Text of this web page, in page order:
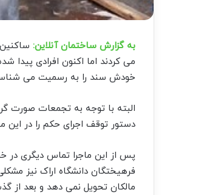
به گزارش ساختمان آنلاین:
می کردند اما اکنون افرادی پیدا
خودش سند را به رسمیت می
البته با توجه به تجمعات صورت
دستور توقف اجرای حکم را در این
پس از این ماجرا تماس دیگری در
فرهیختگان دانشگاه اراک نیز
مالکان تحویل نمی دهد و بعد از گذشت ۱۰ سال همچنان در بلاتکلیفی